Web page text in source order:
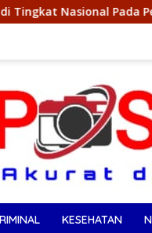
Pemilihan NONA
KESEHATAN